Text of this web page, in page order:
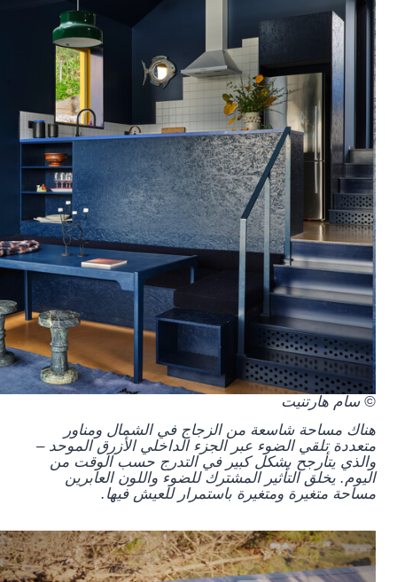
© سام هارتنيت
هناك مساحة شاسعة من الزجاج في الشمال ومناور
متعددة تلقي الضوء عبر الجزء الداخلي الأزرق الموحد –
والذي يتأرجح بشكل كبير في التدرج حسب الوقت من
اليوم. يخلق التأثير المشترك للضوء واللون العابرين
مساحة متغيرة ومتغيرة باستمرار للعيش فيها.